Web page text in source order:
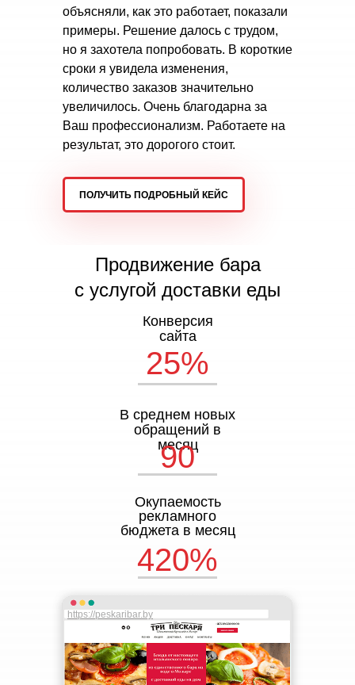
объясняли, как это работает, показали
примеры. Решение далось с трудом,
но я захотела попробовать. В короткие
сроки я увидела изменения,
количество заказов значительно
увеличилось. Очень благодарна за
Ваш профессионализм. Работаете на
результат, это дорогого стоит.
ПОЛУЧИТЬ ПОДРОБНЫЙ КЕЙС
25%
Конверсия
сайта
Продвижение бара
с услугой доставки еды
В среднем новых
обращений в
месяц
90
Окупаемость
рекламного
бюджета в месяц
420%
https://peskaribar.by